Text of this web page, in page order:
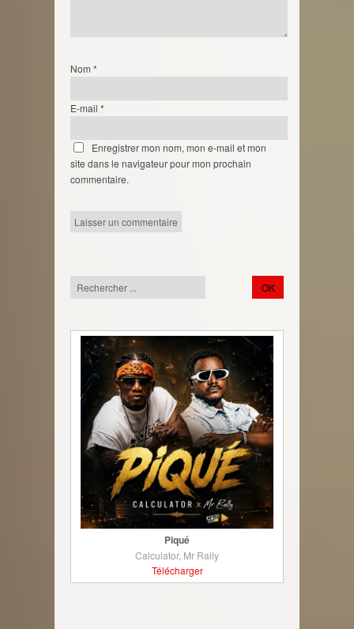
Nom *
E-mail *
Enregistrer mon nom, mon e-mail et mon
site dans le navigateur pour mon prochain
commentaire.
Piqué
Calculator, Mr Rally
Télécharger